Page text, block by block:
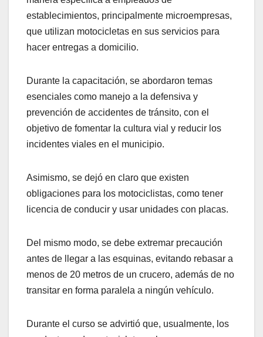
establecimientos, principalmente microempresas,
que utilizan motocicletas en sus servicios para
hacer entregas a domicilio.
Durante la capacitación, se abordaron temas
esenciales como manejo a la defensiva y
prevención de accidentes de tránsito, con el
objetivo de fomentar la cultura vial y reducir los
incidentes viales en el municipio.
Asimismo, se dejó en claro que existen
obligaciones para los motociclistas, como tener
licencia de conducir y usar unidades con placas.
Del mismo modo, se debe extremar precaución
antes de llegar a las esquinas, evitando rebasar a
menos de 20 metros de un crucero, además de no
transitar en forma paralela a ningún vehículo.
Durante el curso se advirtió que, usualmente, los